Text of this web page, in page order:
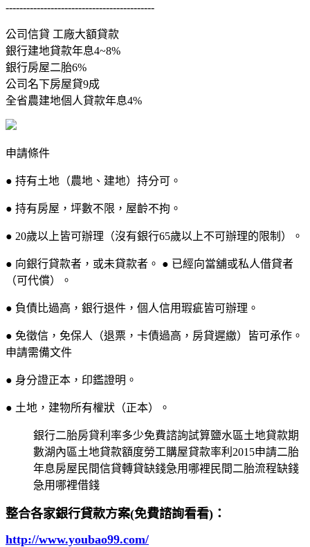
-------------------------------------------
公司信貸 工廠大額貸款
銀行建地貸款年息4~8%
銀行房屋二胎6%
公司名下房屋貸9成
全省農建地個人貸款年息4%
申請條件
● 持有土地（農地、建地）持分可。
● 持有房屋，坪數不限，屋齡不拘。
● 20歲以上皆可辦理（沒有銀行65歲以上不可辦理的限制）。
● 向銀行貸款者，或未貸款者。 ● 已經向當舖或私人借貸者
（可代償）。
● 負債比過高，銀行退件，個人信用瑕疵皆可辦理。
● 免徵信，免保人（退票，卡債過高，房貸遲繳）皆可承作。
申請需備文件
● 身分證正本，印鑑證明。
● 土地，建物所有權狀（正本）。
銀行二胎房貸利率多少免費諮詢試算鹽水區土地貸款期
數湖內區土地貸款額度勞工購屋貸款率利2015申請二胎
年息房屋民間信貸轉貸缺錢急用哪裡民間二胎流程缺錢
急用哪裡借錢
整合各家銀行貸款方案(免費諮詢看看)：
http://www.youbao99.com/